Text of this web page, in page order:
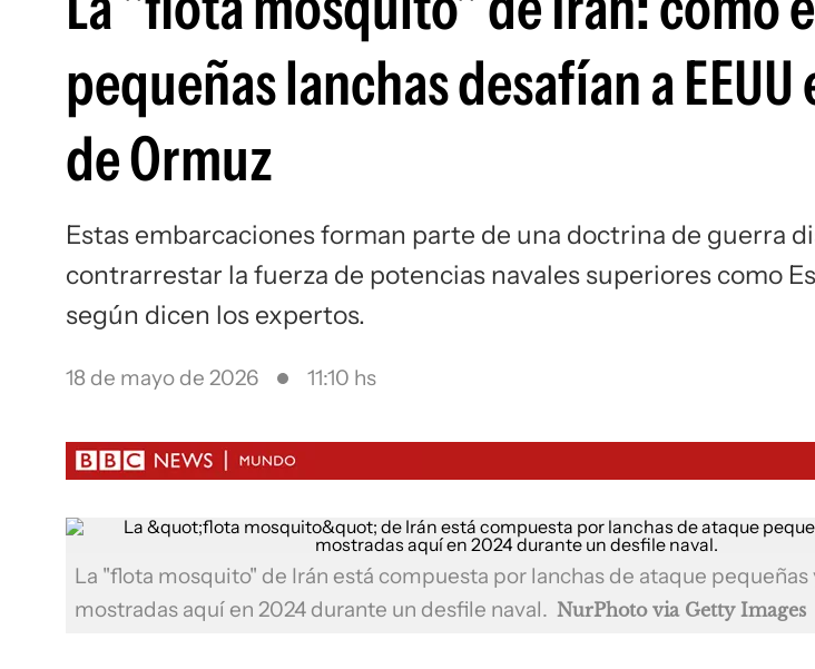
pequeñas lanchas desafían a
de Ormuz
Estas embarcaciones forman parte de una doctrina de guerra
contrarrestar la fuerza de potencias navales superiores como
según dicen los expertos.
18 de mayo de 2026 11:10 hs
La "flota mosquito" de Irán está compuesta por lanchas de ataque pequeñas
mostradas aquí en 2024 durante un desfile naval. NurPhoto via Getty Images